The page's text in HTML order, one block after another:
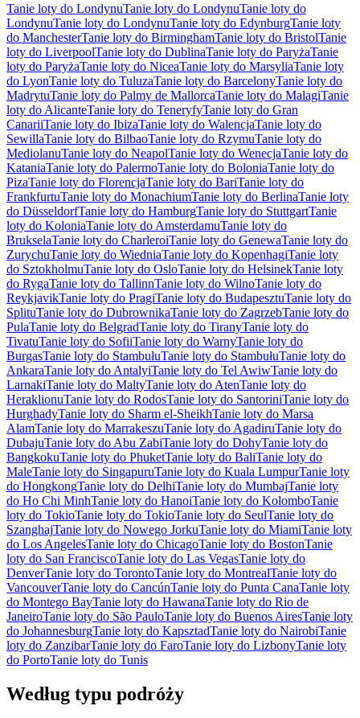
Tanie loty do LondynuTanie loty do LondynuTanie loty do
LondynuTanie loty do LondynuTanie loty do EdynburgTanie loty
do ManchesterTanie loty do BirminghamTanie loty do BristolTanie
loty do LiverpoolTanie loty do DublinaTanie loty do ParyżaTanie
loty do ParyżaTanie loty do NiceaTanie loty do MarsyliaTanie loty
do LyonTanie loty do TuluzaTanie loty do BarcelonyTanie loty do
MadrytuTanie loty do Palmy de MallorcaTanie loty do MalagiTanie
loty do AlicanteTanie loty do TeneryfyTanie loty do Gran
CanariiTanie loty do IbizaTanie loty do WalencjaTanie loty do
SewillaTanie loty do BilbaoTanie loty do RzymuTanie loty do
MediolanuTanie loty do NeapolTanie loty do WenecjaTanie loty do
KataniaTanie loty do PalermoTanie loty do BoloniaTanie loty do
PizaTanie loty do FlorencjaTanie loty do BariTanie loty do
FrankfurtuTanie loty do MonachiumTanie loty do BerlinaTanie loty
do DüsseldorfTanie loty do HamburgTanie loty do StuttgartTanie
loty do KoloniaTanie loty do AmsterdamuTanie loty do
BrukselaTanie loty do CharleroiTanie loty do GenewaTanie loty do
ZurychuTanie loty do WiedniaTanie loty do KopenhagiTanie loty
do SztokholmuTanie loty do OsloTanie loty do HelsinekTanie loty
do RygaTanie loty do TallinnTanie loty do WilnoTanie loty do
ReykjavikTanie loty do PragiTanie loty do BudapesztuTanie loty do
SplituTanie loty do DubrownikaTanie loty do ZagrzebTanie loty do
PulaTanie loty do BelgradTanie loty do TiranyTanie loty do
TivatuTanie loty do SofiiTanie loty do WarnyTanie loty do
BurgasTanie loty do StambułuTanie loty do StambułuTanie loty do
AnkaraTanie loty do AntalyiTanie loty do Tel AwiwTanie loty do
LarnakiTanie loty do MaltyTanie loty do AtenTanie loty do
HeraklionuTanie loty do RodosTanie loty do SantoriniTanie loty do
HurghadyTanie loty do Sharm el-SheikhTanie loty do Marsa
AlamTanie loty do MarrakeszuTanie loty do AgadiruTanie loty do
DubajuTanie loty do Abu ZabiTanie loty do DohyTanie loty do
BangkokuTanie loty do PhuketTanie loty do BaliTanie loty do
MaleTanie loty do SingapuruTanie loty do Kuala LumpurTanie loty
do HongkongTanie loty do DelhiTanie loty do MumbajTanie loty
do Ho Chi MinhTanie loty do HanoiTanie loty do KolomboTanie
loty do TokioTanie loty do TokioTanie loty do SeulTanie loty do
SzanghajTanie loty do Nowego JorkuTanie loty do MiamiTanie loty
do Los AngelesTanie loty do ChicagoTanie loty do BostonTanie
loty do San FranciscoTanie loty do Las VegasTanie loty do
DenverTanie loty do TorontoTanie loty do MontrealTanie loty do
VancouverTanie loty do CancúnTanie loty do Punta CanaTanie loty
do Montego BayTanie loty do HawanaTanie loty do Rio de
JaneiroTanie loty do São PauloTanie loty do Buenos AiresTanie loty
do JohannesburgTanie loty do KapsztadTanie loty do NairobiTanie
loty do ZanzibarTanie loty do FaroTanie loty do LizbonyTanie loty
do PortoTanie loty do Tunis
Według typu podróży